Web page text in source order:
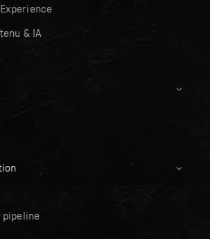
& IA
pipeline